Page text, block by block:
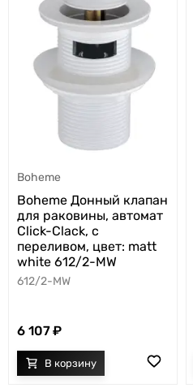
Boheme
Boheme Донный клапан
для раковины, автомат
Click-Clack, с
переливом, цвет: matt
white 612/2-MW
612/2-MW
6 107